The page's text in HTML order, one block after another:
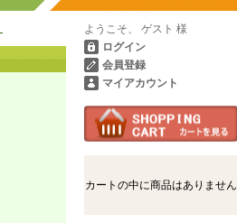
ようこそ、 ゲスト 様
ログイン
会員登録
マイアカウント
カートの中に商品はありません